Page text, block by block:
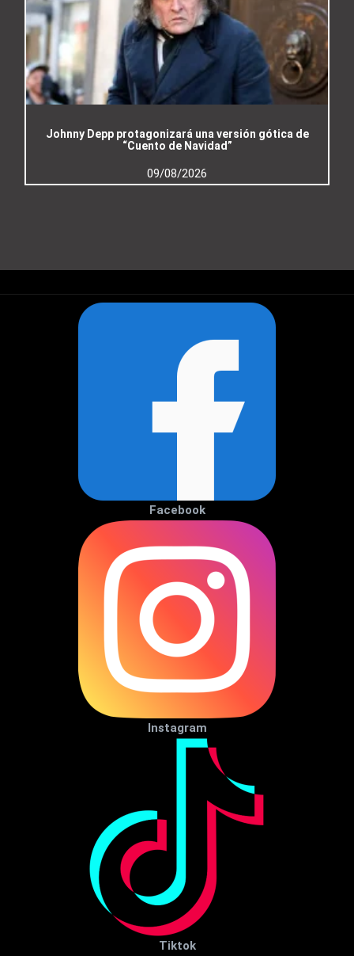
Johnny Depp protagonizará una versión gótica de
“Cuento de Navidad”
09/08/2026
Facebook
Instagram
Tiktok